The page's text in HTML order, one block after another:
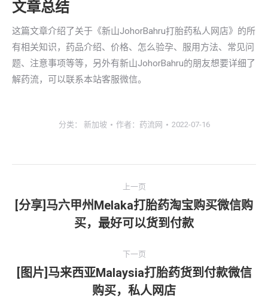
文章总结
这篇文章介绍了关于《新山JohorBahru打胎药私人网店》的所
有相关知识，药品介绍、价格、怎么验孕、服用方法、常见问
题、注意事项等等，另外有新山JohorBahru的朋友想要详细了
解药流，可以联系本站客服微信。
分类： 新加坡 作者： 药流网 2022-07-16
章
上一页
上
一
[分享]马六甲州Melaka打胎药淘宝购买微信购
买，最好可以货到付款
下一页
一
[图片]马来西亚Malaysia打胎药货到付款微信
购买，私人网店